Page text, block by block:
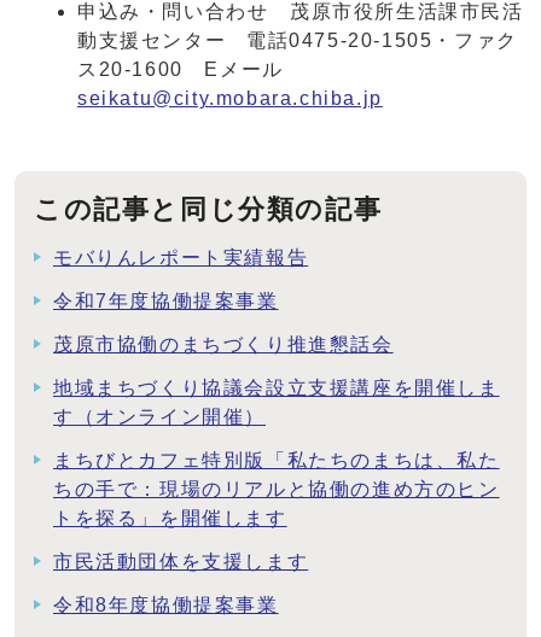
申込み・問い合わせ 茂原市役所生活課市民活
動支援センター 電話0475-20-1505・ファク
ス20-1600 Eメール
seikatu@city.mobara.chiba.jp
この記事と同じ分類の記事
モバりんレポート実績報告
令和7年度協働提案事業
茂原市協働のまちづくり推進懇話会
地域まちづくり協議会設立支援講座を開催しま
す（オンライン開催）
まちびとカフェ特別版「私たちのまちは、私た
ちの手で：現場のリアルと協働の進め方のヒン
トを探る」を開催します
市民活動団体を支援します
令和8年度協働提案事業